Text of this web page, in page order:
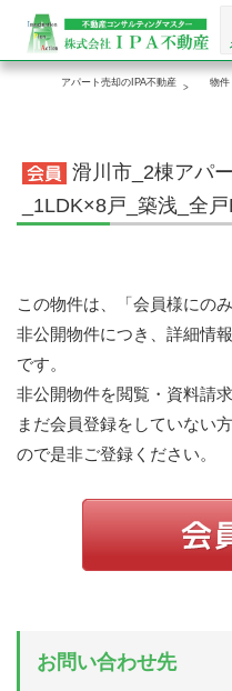
アパート売却のIPA不動産 物件
滑川市_2棟アパ
_1LDK×8戸_築浅_全
この物件は、「会員様にの
非公開物件につき、詳細情
です。
非公開物件を閲覧・資料請
まだ会員登録をしていない
ので是非ご登録ください。
お問い合わせ先